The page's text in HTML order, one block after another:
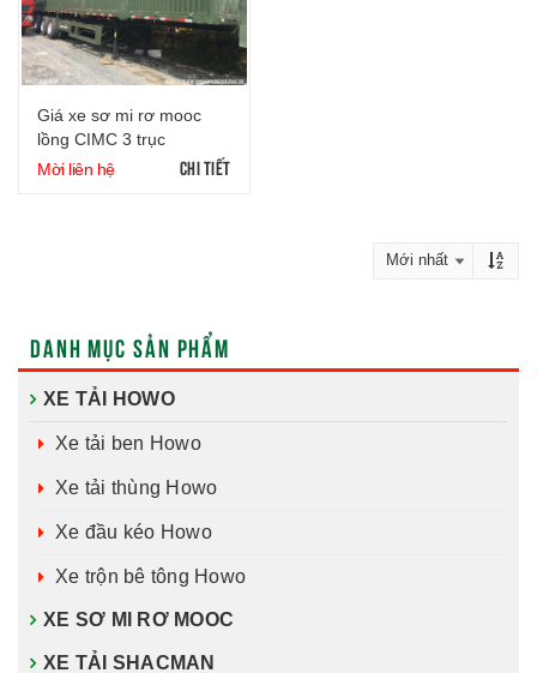
Giá xe sơ mi rơ mooc
lồng CIMC 3 trục
Mời liên hệ
CHI TIẾT
DANH MỤC SẢN PHẨM
XE TẢI HOWO
Xe tải ben Howo
Xe tải thùng Howo
Xe đầu kéo Howo
Xe trộn bê tông Howo
XE SƠ MI RƠ MOOC
XE TẢI SHACMAN